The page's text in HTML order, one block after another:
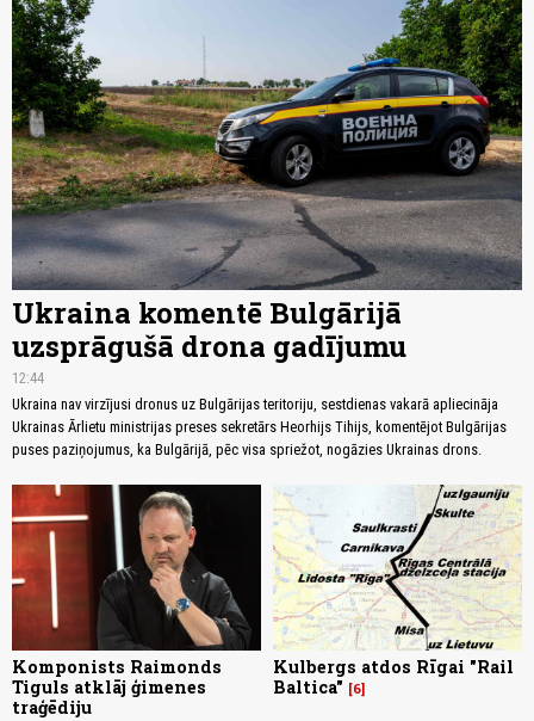
Ukraina komentē Bulgārijā
uzsprāgušā drona gadījumu
12:44
Ukraina nav virzījusi dronus uz Bulgārijas teritoriju, sestdienas vakarā apliecināja
Ukrainas Ārlietu ministrijas preses sekretārs Heorhijs Tihijs, komentējot Bulgārijas
puses paziņojumus, ka Bulgārijā, pēc visa spriežot, nogāzies Ukrainas drons.
Komponists Raimonds
Tiguls atklāj ģimenes
traģēdiju
Kulbergs atdos Rīgai "Rail
Baltica"
6